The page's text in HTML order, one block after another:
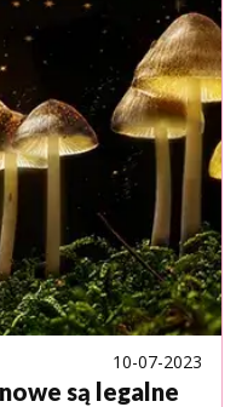
10-07-2023
są legalne